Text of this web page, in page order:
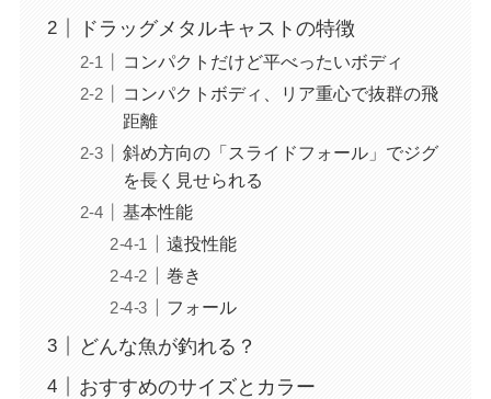
ドラッグメタルキャストの特徴
コンパクトだけど平べったいボディ
コンパクトボディ、リア重心で抜群の飛
距離
斜め方向の「スライドフォール」でジグ
を長く見せられる
基本性能
遠投性能
巻き
フォール
どんな魚が釣れる？
おすすめのサイズとカラー